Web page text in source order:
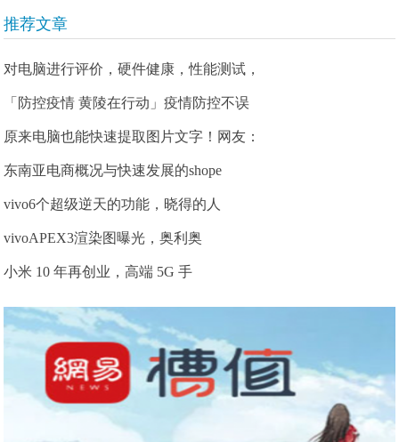
推荐文章
对电脑进行评价，硬件健康，性能测试，
「防控疫情 黄陵在行动」疫情防控不误
原来电脑也能快速提取图片文字！网友：
东南亚电商概况与快速发展的shope
vivo6个超级逆天的功能，晓得的人
vivoAPEX3渲染图曝光，奥利奥
小米 10 年再创业，高端 5G 手